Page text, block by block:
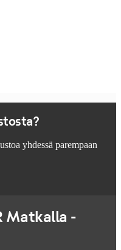
yhdessä parempaan
Matkalla -